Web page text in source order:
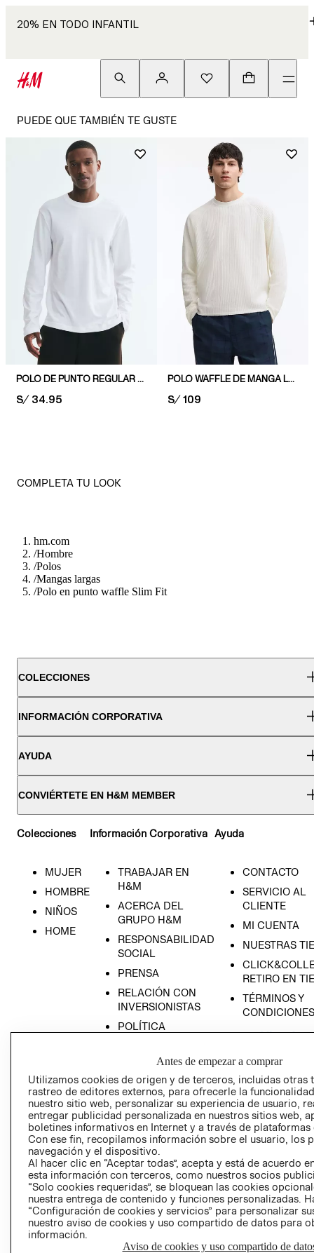
20% EN TODO INFANTIL
PUEDE QUE TAMBIÉN TE GUSTE
POLO DE PUNTO REGULAR FIT
PRICE:
S/ 34.95
POLO WAFFLE DE MANGA LARGA REGULAR FIT
PRICE:
S/ 109
COMPLETA TU LOOK
hm.com
/Hombre
/Polos
/Mangas largas
/Polo en punto waffle Slim Fit
COLECCIONES
INFORMACIÓN CORPORATIVA
AYUDA
CONVIÉRTETE EN H&M MEMBER
Colecciones
MUJER
HOMBRE
NIÑOS
HOME
Información Corporativa
TRABAJAR EN
H&M
ACERCA DEL
GRUPO H&M
RESPONSABILIDAD
SOCIAL
PRENSA
RELACIÓN CON
INVERSIONISTAS
POLÍTICA
Ayuda
CONTACTO
SERVICIO AL
CLIENTE
MI CUENTA
NUESTRAS
RETIRO EN
TÉRMINOS Y
CONDICIONES
AVISO DE
PRIVACIDAD
GIFT CARD
AVISO DE
Antes de empezar a comprar
Utilizamos cookies de origen y de terceros, incluidas otras
rastreo de editores externos, para ofrecerle la
nuestro sitio web, personalizar su experiencia de usuario,
entregar publicidad personalizada en nuestros sitios web,
boletines informativos en Internet y a través de plataformas
Con ese fin, recopilamos información sobre el usuario, los
navegación y el dispositivo.
Al hacer clic en “Aceptar todas”, acepta y está de acuerdo
esta información con terceros, como nuestros socios
“Solo cookies requeridas”, se bloquean las cookies
nuestra entrega de contenido y funciones personalizadas.
“Configuración de cookies y servicios” para personalizar
nuestro aviso de cookies y uso compartido de datos para
información.
Aviso de cookies y uso compartido de